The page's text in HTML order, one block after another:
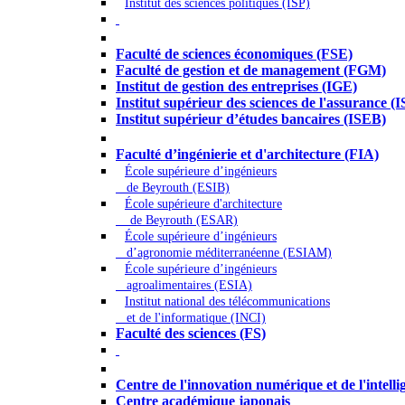
Institut des sciences politiques (ISP)
Faculté de sciences économiques (FSE)
Faculté de gestion et de management (FGM)
Institut de gestion des entreprises (IGE)
Institut supérieur des sciences de l'assurance
Institut supérieur d’études bancaires (ISEB)
Faculté d’ingénierie et d'architecture (FIA)
École supérieure d’ingénieurs
de Beyrouth (ESIB)
École supérieure d'architecture
de Beyrouth (ESAR)
École supérieure d’ingénieurs
d’agronomie méditerranéenne (ESIAM)
École supérieure d’ingénieurs
agroalimentaires (ESIA)
Institut national des télécommunications
et de l'informatique (INCI)
Faculté des sciences (FS)
Centre de l'innovation numérique et de
Centre académique japonais